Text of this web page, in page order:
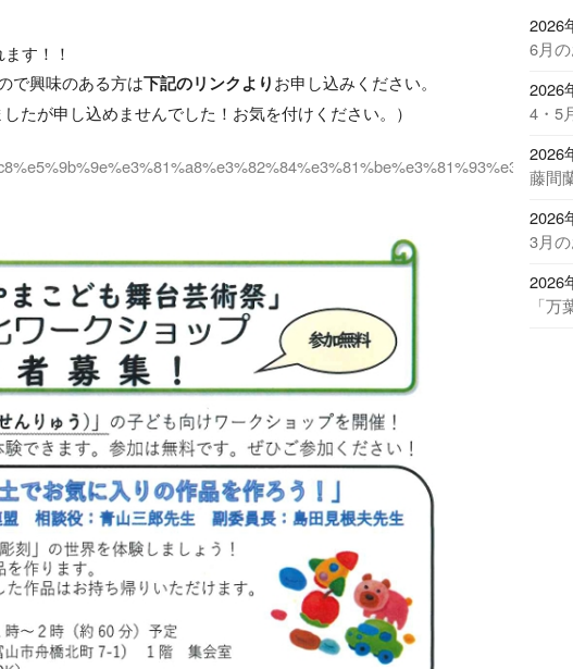
す！！
で興味のある方は下記のリンクよりお申し込みください。
たが申し込めませんでした！お気を付けください。）
2026
6月
2026
4・5
2026
藤間
2026
3月
2026
「